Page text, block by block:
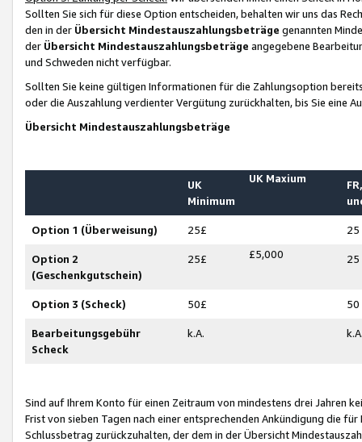
Sollten Sie sich für diese Option entscheiden, behalten wir uns das
den in der Übersicht Mindestauszahlungsbeträge genannten
der Übersicht Mindestauszahlungsbeträge angegebene
und Schweden nicht verfügbar.
Sollten Sie keine gültigen Informationen für die Zahlungsoption
oder die Auszahlung verdienter Vergütung zurückhalten, bis Sie
Übersicht Mindestauszahlungsbeträge
UK
Minimum
UK Maxium
Option 1 (Überweisung) 25£ 25
Option 2
(Geschenkgutschein)
25£ £5,000 25
Option 3 (Scheck) 50£ 50
Bearbeitungsgebühr
Scheck
k.A.
Sind auf Ihrem Konto für einen Zeitraum von mindestens drei Jahren
Frist von sieben Tagen nach einer entsprechenden Ankündigung die
Schlussbetrag zurückzuhalten, der dem in der Übersicht